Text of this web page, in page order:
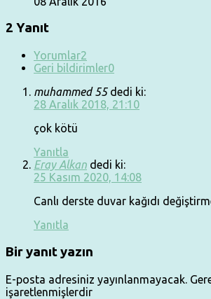
2 Yanıt
Yorumlar2
Geri bildirimler0
muhammed 55 dedi ki:
28 Aralık 2018, 21:10
çok kötü
Yanıtla
Eray Alkan dedi ki:
25 Kasım 2020, 14:08
Canlı derste duvar kağıdı
Yanıtla
Bir yanıt yazın
E-posta adresiniz yayınlanmayacak.
işaretlenmişlerdir